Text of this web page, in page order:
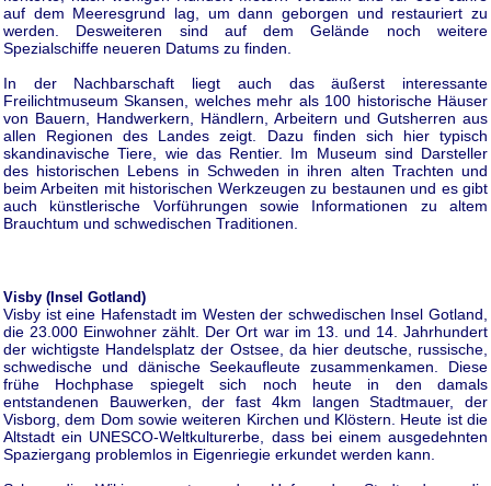
auf dem Meeresgrund lag, um dann geborgen und restauriert zu
werden. Desweiteren sind auf dem Gelände noch weitere
Spezialschiffe neueren Datums zu finden.
In der Nachbarschaft liegt auch das äußerst interessante
Freilichtmuseum Skansen, welches mehr als 100 historische Häuser
von Bauern, Handwerkern, Händlern, Arbeitern und Gutsherren aus
allen Regionen des Landes zeigt. Dazu finden sich hier typisch
skandinavische Tiere, wie das Rentier. Im Museum sind Darsteller
des historischen Lebens in Schweden in ihren alten Trachten und
beim Arbeiten mit historischen Werkzeugen zu bestaunen und es gibt
auch künstlerische Vorführungen sowie Informationen zu altem
Brauchtum und schwedischen Traditionen.
Visby (Insel Gotland)
Visby ist eine Hafenstadt im Westen der schwedischen Insel Gotland,
die 23.000 Einwohner zählt. Der Ort war im 13. und 14. Jahrhundert
der wichtigste Handelsplatz der Ostsee, da hier deutsche, russische,
schwedische und dänische Seekaufleute zusammenkamen. Diese
frühe Hochphase spiegelt sich noch heute in den damals
entstandenen Bauwerken, der fast 4km langen Stadtmauer, der
Visborg, dem Dom sowie weiteren Kirchen und Klöstern. Heute ist die
Altstadt ein UNESCO-Weltkulturerbe, dass bei einem ausgedehnten
Spaziergang problemlos in Eigenriegie erkundet werden kann.